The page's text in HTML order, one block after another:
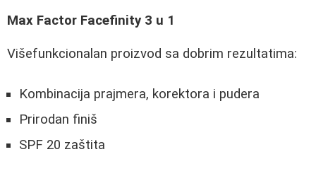
Max Factor Facefinity 3 u 1
Višefunkcionalan proizvod sa dobrim rezultatima:
Kombinacija prajmera, korektora i pudera
Prirodan finiš
SPF 20 zaštita